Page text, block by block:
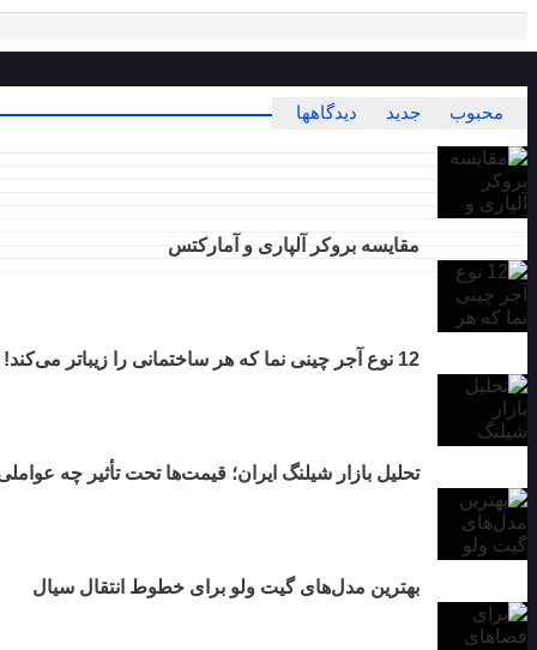
محبوب جدید دیدگاهها
مقایسه بروکر آلپاری و آمارکتس
12 نوع آجر چینی نما که هر ساختمانی را زیباتر می‌کند!
تحلیل بازار شیلنگ ایران؛ قیمت‌ها تحت تأثیر چه
بهترین مدل‌های گیت ولو برای خطوط انتقال سیال